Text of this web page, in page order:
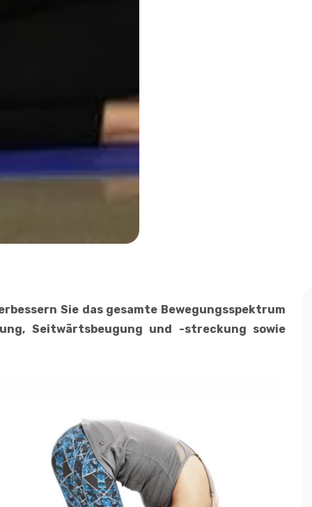
Sie das gesamte Bewegungsspektrum
Seitwärtsbeugung und -streckung sowie